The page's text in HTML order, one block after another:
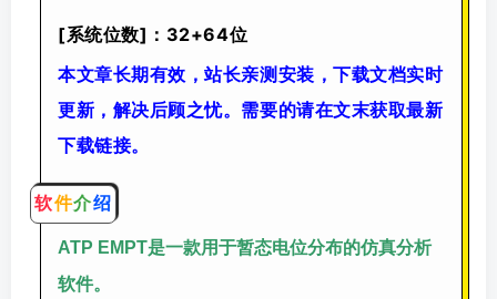
[系统位数]：32+64位
本文章长期有效，站长亲测安装，下载文档实时
更新，解决后顾之忧。需要的请在文末获取最新
下载链接。
软件介绍
ATP EMPT是一款用于暂态电位分布的仿真分析
软件。